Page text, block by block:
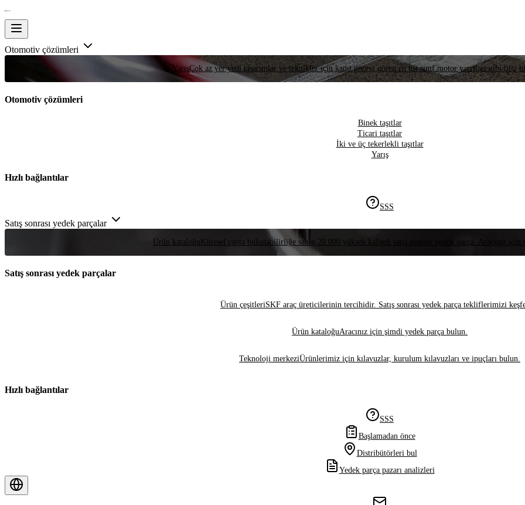
Otomotiv çözümleri
YarışÇok az yer yeni tasarımlar ve teknikler için kanıt görevi gören en üst sınıf motor yarışları gibi titiz
Otomotiv çözümleri
Binek taşıtlar
Ticari taşıtlar
İki ve üç tekerlekli taşıtlar
Yarış
Hızlı bağlantılar
SSS
Satış sonrası yedek parçalar
Ürün kataloğu Küresel çapta bulunabilirliğe sahip 20.000 yüksek kaliteli satış sonrası yedek parça. Aracınız
Satış sonrası yedek parçalar
Ürün çeşitleriSKF araç üreticilerinin tercihidir. Satış sonrası yedek parça tekliflerimizi
Ürün kataloğuAracınız için şimdi yedek parça bulun.
Teknoloji merkeziÜrünlerimiz için kılavuzlar, kurulum kılavuzları ve ipuçları bulun.
Hızlı bağlantılar
SSS
Başlamadan önce
Distribütörleri bul
Yedek parça pazarı analizleri